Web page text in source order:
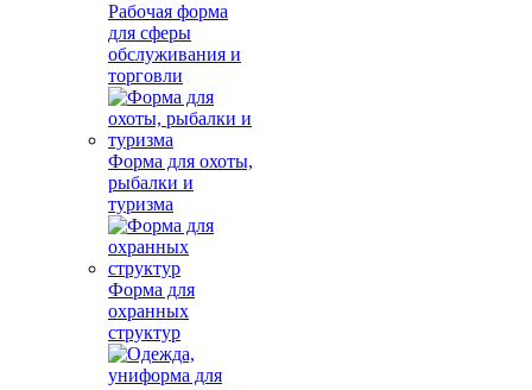
Рабочая форма
для сферы
обслуживания и
торговли
Форма для охоты,
рыбалки и
туризма
Форма для
охранных
структур